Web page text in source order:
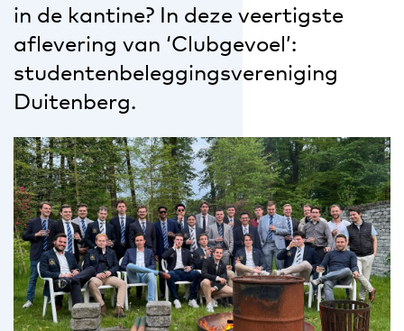
in de kantine? In deze veertigste
aflevering van ‘Clubgevoel’:
studentenbeleggingsvereniging
Duitenberg.